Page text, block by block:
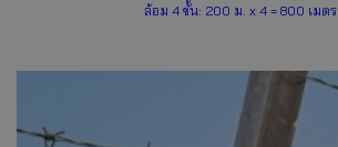
ล้อม 4 ชั้น: 200 ม. x 4 = 800 เมตร